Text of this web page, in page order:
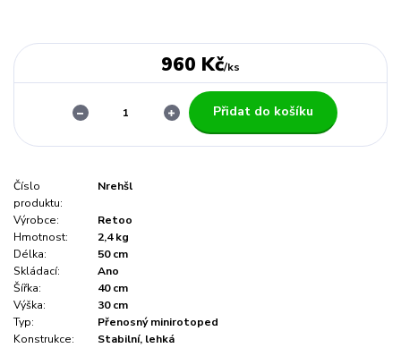
960 Kč/ks
Přidat do košíku
Číslo
produktu:
Nrehšl
Výrobce:
Retoo
Hmotnost:
2,4 kg
Délka:
50 cm
Skládací:
Ano
Šířka:
40 cm
Výška:
30 cm
Typ:
Přenosný minirotoped
Konstrukce:
Stabilní, lehká